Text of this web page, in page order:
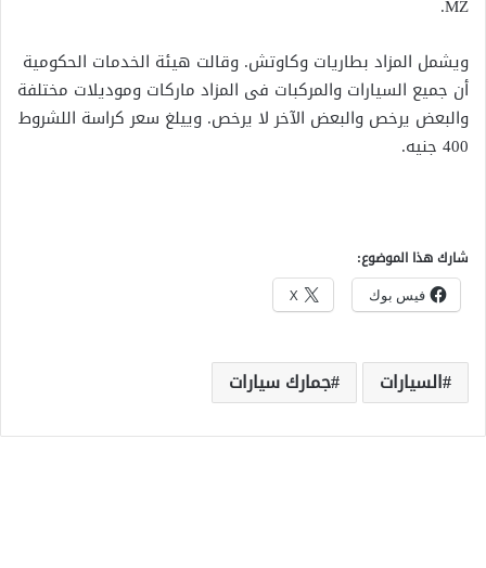
MZ.
ويشمل المزاد بطاريات وكاوتش. وقالت هيئة الخدمات الحكومية
أن جميع السيارات والمركبات فى المزاد ماركات وموديلات مختلفة
والبعض يرخص والبعض الآخر لا يرخص. وييلغ سعر كراسة اللشروط
400 جنيه.
شارك هذا الموضوع:
فيس بوك X
السيارات جمارك سيارات